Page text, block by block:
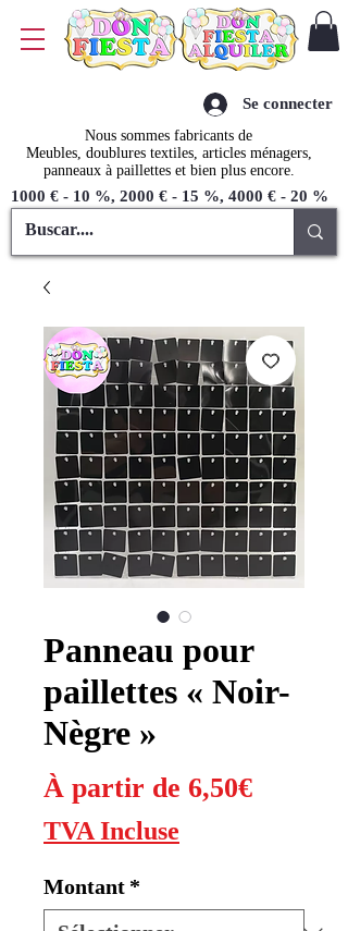
Nous sommes fabricants de
Meubles, doublures textiles, articles ménagers,
panneaux à paillettes et bien plus encore.
1000 € - 10 %, 2000 € - 15 %, 4000 € - 20 %
Se connecter
Panneau pour
paillettes « Noir-
Nègre »
À partir de 6,50€Prix
TVA Incluse
Montant *